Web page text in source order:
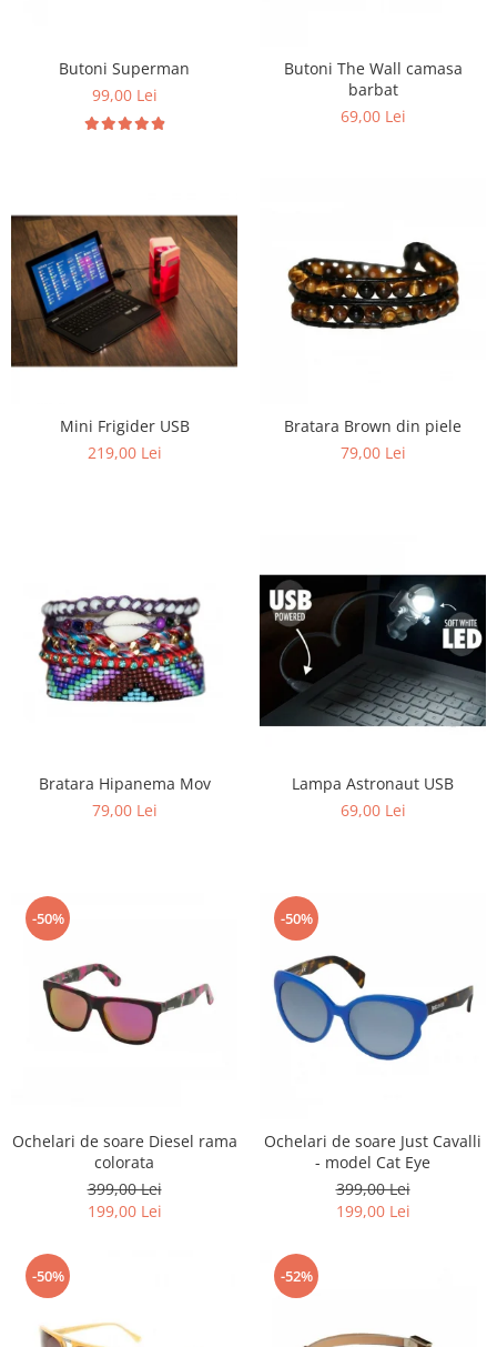
Butoni Superman
99,00 Lei
Butoni The Wall camasa
barbat
69,00 Lei
Mini Frigider USB
219,00 Lei
Bratara Brown din piele
79,00 Lei
Bratara Hipanema Mov
79,00 Lei
Lampa Astronaut USB
69,00 Lei
-50%
Ochelari de soare Diesel rama
colorata
399,00 Lei
199,00 Lei
-50%
Ochelari de soare Just Cavalli
- model Cat Eye
399,00 Lei
199,00 Lei
-50% -52%